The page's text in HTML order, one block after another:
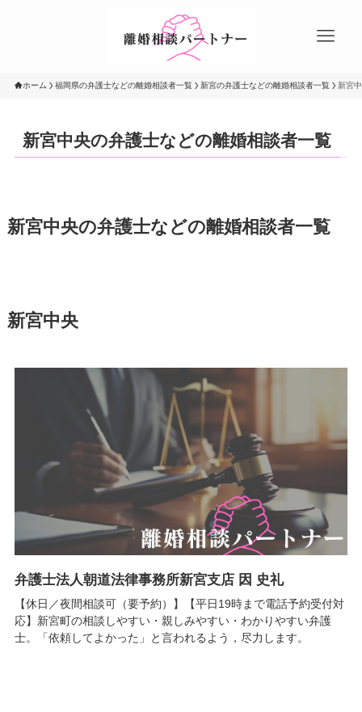
ホーム 福岡県の弁護士などの離婚相談者一覧 新宮の弁護士などの離婚相談者一覧 新宮
新宮中央の弁護士などの離婚相談者一覧
新宮中央の弁護士などの離婚相談者一覧
新宮中央
弁護士法人朝道法律事務所新宮支店 因 史礼
【休日／夜間相談可（要予約）】【平日19時まで電話予約受付対
応】新宮町の相談しやすい・親しみやすい・わかりやすい弁護
士。「依頼してよかった」と言われるよう，尽力します。